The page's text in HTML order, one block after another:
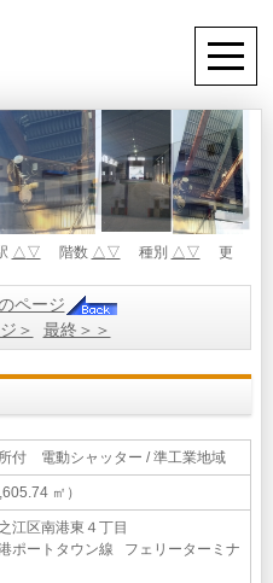
△▽ 階数 △▽ 種別 △▽ 更
ページ
＞
最終＞＞
電動シャッター / 準工業地域
㎡）
江区南港東４丁目
ポートタウン線 フェリーターミナ